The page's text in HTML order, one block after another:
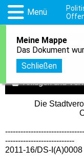
Menü
Meine Mappe
Das Dokument
Schließen
In meine Mappe
Druckansicht
Anlagen und
Die
---------------------------
2011-16/DS-I(A)0008